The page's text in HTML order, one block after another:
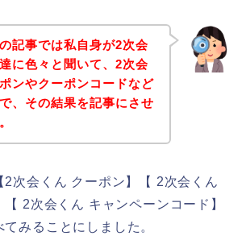
記事では私自身が2次会
に色々と聞いて、2次会
ンやクーポンコードなど
、その結果を記事にさせ
2次会くん クーポン】【 2次会くん
2次会くん キャンペーンコード】
みることにしました。